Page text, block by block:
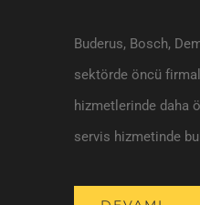
Buderus, Bosch,
sektörde öncü
hizmetlerinde daha
servis hizmetinde